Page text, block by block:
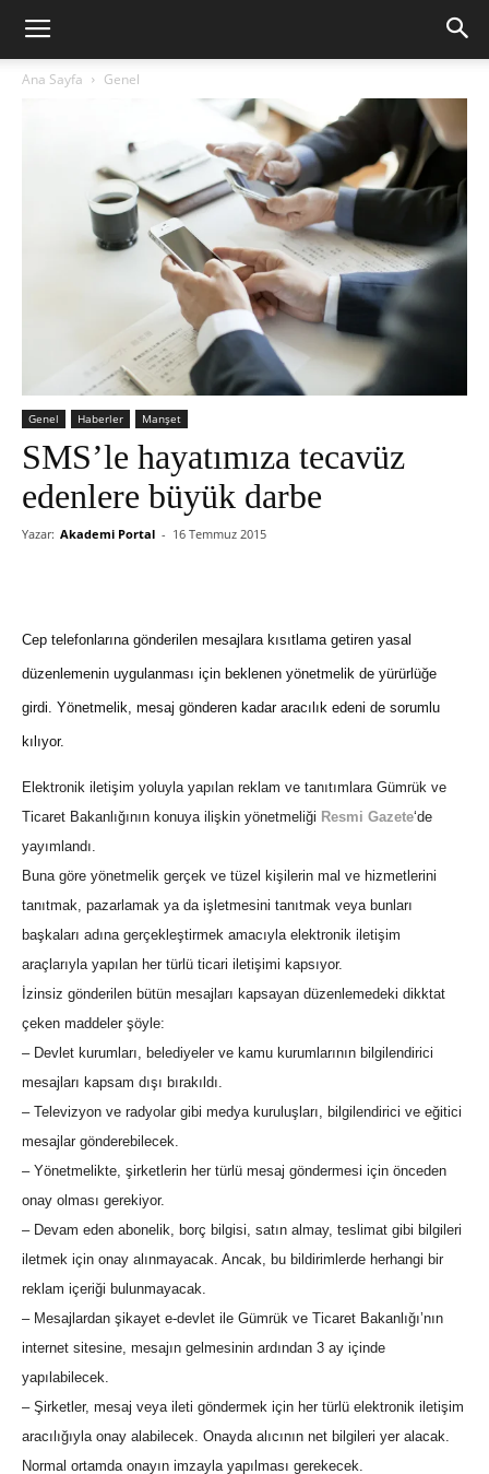
Ana Sayfa Genel
Genel Haberler Manşet
SMS’le hayatımıza tecavüz
edenlere büyük darbe
Yazar: Akademi Portal - 16 Temmuz 2015
Cep telefonlarına gönderilen mesajlara kısıtlama getiren yasal
düzenlemenin uygulanması için beklenen yönetmelik de yürürlüğe
girdi. Yönetmelik, mesaj gönderen kadar aracılık edeni de sorumlu
kılıyor.
Elektronik iletişim yoluyla yapılan reklam ve tanıtımlara Gümrük ve
Ticaret Bakanlığının konuya ilişkin yönetmeliği Resmi Gazete‘de
yayımlandı.
Buna göre yönetmelik gerçek ve tüzel kişilerin mal ve hizmetlerini
tanıtmak, pazarlamak ya da işletmesini tanıtmak veya bunları
başkaları adına gerçekleştirmek amacıyla elektronik iletişim
araçlarıyla yapılan her türlü ticari iletişimi kapsıyor.
İzinsiz gönderilen bütün mesajları kapsayan düzenlemedeki dikktat
çeken maddeler şöyle:
– Devlet kurumları, belediyeler ve kamu kurumlarının bilgilendirici
mesajları kapsam dışı bırakıldı.
– Televizyon ve radyolar gibi medya kuruluşları, bilgilendirici ve eğitici
mesajlar gönderebilecek.
– Yönetmelikte, şirketlerin her türlü mesaj göndermesi için önceden
onay olması gerekiyor.
– Devam eden abonelik, borç bilgisi, satın almay, teslimat gibi bilgileri
iletmek için onay alınmayacak. Ancak, bu bildirimlerde herhangi bir
reklam içeriği bulunmayacak.
– Mesajlardan şikayet e-devlet ile Gümrük ve Ticaret Bakanlığı’nın
internet sitesine, mesajın gelmesinin ardından 3 ay içinde
yapılabilecek.
– Şirketler, mesaj veya ileti göndermek için her türlü elektronik iletişim
aracılığıyla onay alabilecek. Onayda alıcının net bilgileri yer alacak.
Normal ortamda onayın imzayla yapılması gerekecek.